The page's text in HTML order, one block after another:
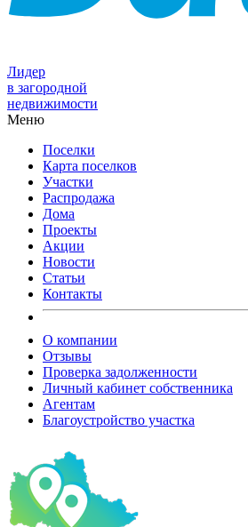
Лидер
в загородной
недвижимости
Меню
Поселки
Карта поселков
Участки
Распродажа
Дома
Проекты
Акции
Новости
Статьи
Контакты
О компании
Отзывы
Проверка задолженности
Личный кабинет собственника
Агентам
Благоустройство участка